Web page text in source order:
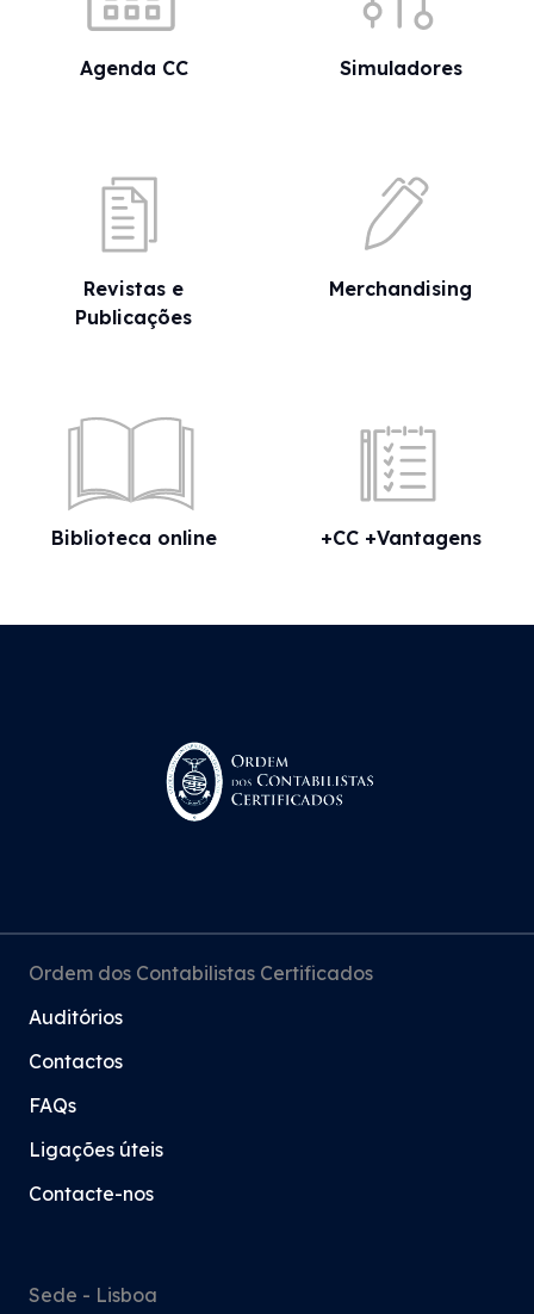
Agenda CC Simuladores
Revistas e
Publicações
Merchandising
Biblioteca online +CC +Vantagens
Ordem dos Contabilistas Certificados
Auditórios
Contactos
FAQs
Ligações úteis
Contacte-nos
Sede - Lisboa